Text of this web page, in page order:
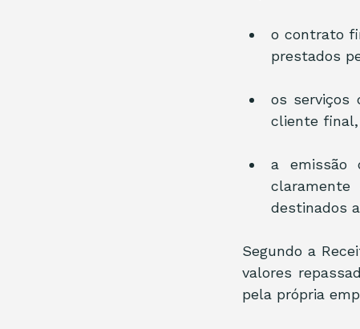
o contrato
prestados
os serviços
cliente final,
a emissão
destinados
Segundo a
valores
pela própria